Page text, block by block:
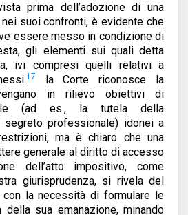
prima dell’adozione di una
suoi confronti, è evidente che
essere messo in condizione di
gli elementi sui quali detta
ivi compresi quelli relativi a
17
la Corte riconosce la
in rilievo obiettivi di
(ad es., la tutela della
professionale) idonei a
ma è chiaro che una
generale al diritto di accesso
dell’atto impositivo, come
giurisprudenza, si rivela del
la necessità di formulare le
della sua emanazione, minando